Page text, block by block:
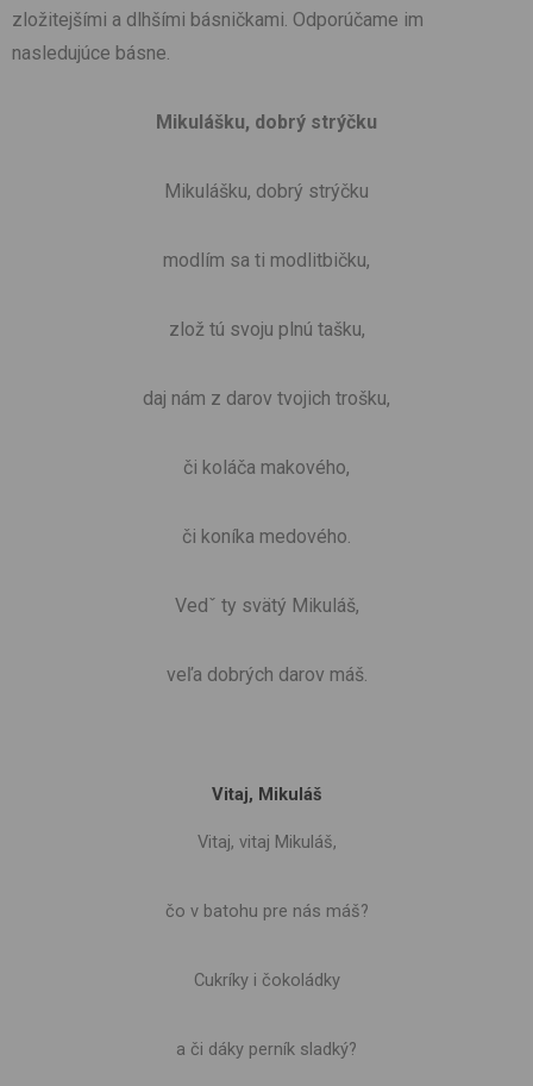
zložitejšími a dlhšími básničkami. Odporúčame im
nasledujúce básne.
Mikulášku, dobrý strýčku
Mikulášku, dobrý strýčku
modlím sa ti modlitbičku,
zlož tú svoju plnú tašku,
daj nám z darov tvojich trošku,
či koláča makového,
či koníka medového.
Vedˇ ty svätý Mikuláš,
veľa dobrých darov máš.
Vitaj, Mikuláš
Vitaj, vitaj Mikuláš,
čo v batohu pre nás máš?
Cukríky i čokoládky
a či dáky perník sladký?